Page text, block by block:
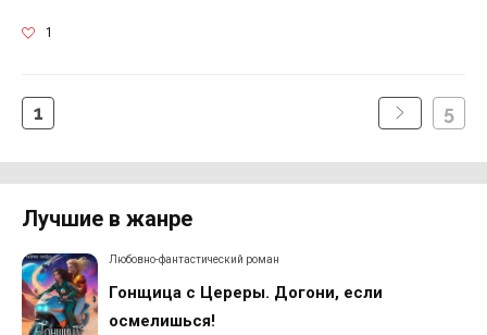
1
1 5
Лучшие в жанре
Любовно-фантастический роман
Гонщица с Цереры. Догони, если
осмелишься!